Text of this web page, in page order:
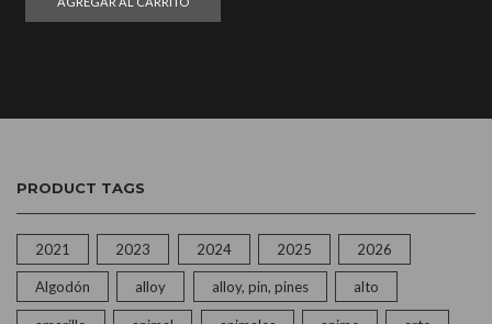
PRODUCT TAGS
2021 2023 2024 2025 2026
Algodón alloy alloy, pin, pines alto